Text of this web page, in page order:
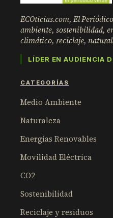
ECOticias.com, El
ambiente, sostenibilidad,
climático, reciclaje,
LÍDER EN AUDIENCIA
CATEGORÍAS
Medio Ambiente
Naturaleza
Energías Renovables
Movilidad Eléctrica
CO2
Sostenibilidad
Reciclaje y residuos